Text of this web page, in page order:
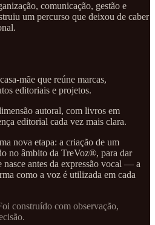
comunicação, gestão e
um percurso que deixou de caber
mãe que reúne marcas,
editoriais e projetos.
autoral, com livros em
editorial cada vez mais clara.
nova etapa: a criação de um
no âmbito da TreVoz®, para dar
nasce antes da expressão vocal — a
como a voz é utilizada em cada
construído com observação,